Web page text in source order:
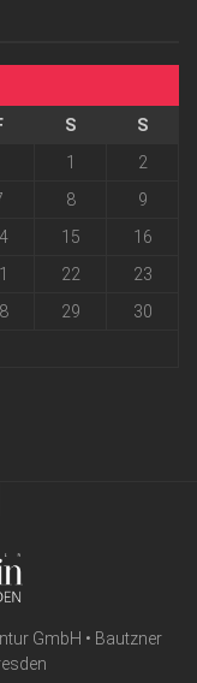
S
S
1
2
8
9
15
16
22
23
29
30
GmbH • Bautzner